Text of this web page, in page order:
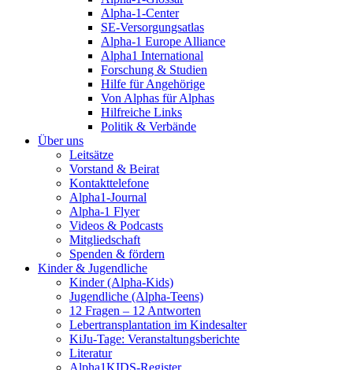
Alpha-1-Center
SE-Versorgungsatlas
Alpha-1 Europe Alliance
Alpha1 International
Forschung & Studien
Hilfe für Angehörige
Von Alphas für Alphas
Hilfreiche Links
Politik & Verbände
Über uns
Leitsätze
Vorstand & Beirat
Kontakttelefone
Alpha1-Journal
Alpha-1 Flyer
Videos & Podcasts
Mitgliedschaft
Spenden & fördern
Kinder & Jugendliche
Kinder (Alpha-Kids)
Jugendliche (Alpha-Teens)
12 Fragen – 12 Antworten
Lebertransplantation im Kindesalter
KiJu-Tage: Veranstaltungsberichte
Literatur
Alpha1KIDS-Register